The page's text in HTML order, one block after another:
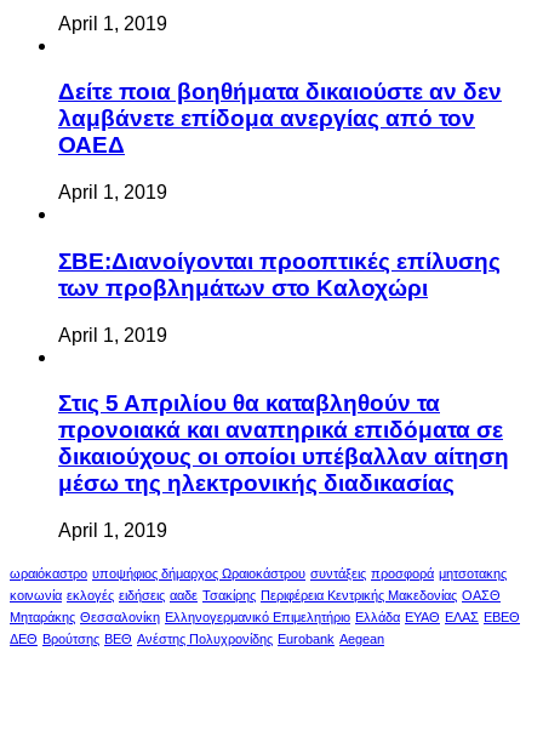
April 1, 2019
Δείτε ποια βοηθήματα δικαιούστε αν δεν
λαμβάνετε επίδομα ανεργίας από τον
ΟΑΕΔ
April 1, 2019
ΣΒΕ:Διανοίγονται προοπτικές επίλυσης
των προβλημάτων στο Καλοχώρι
April 1, 2019
Στις 5 Απριλίου θα καταβληθούν τα
προνοιακά και αναπηρικά επιδόματα σε
δικαιούχους οι οποίοι υπέβαλλαν αίτηση
μέσω της ηλεκτρονικής διαδικασίας
April 1, 2019
ωραιόκαστρο υποψήφιος δήμαρχος Ωραιοκάστρου συντάξεις προσφορά μητσοτακης
κοινωνία εκλογές ειδήσεις ααδε Τσακίρης Περιφέρεια Κεντρικής Μακεδονίας ΟΑΣΘ
Μηταράκης Θεσσαλονίκη Ελληνογερμανικό Επιμελητήριο Ελλάδα ΕΥΑΘ ΕΛΑΣ ΕΒΕΘ
ΔΕΘ Βρούτσης ΒΕΘ Ανέστης Πολυχρονίδης Eurobank Aegean